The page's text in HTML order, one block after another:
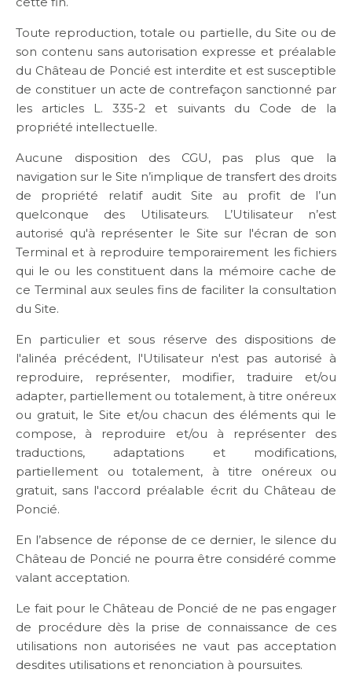
Toute reproduction, totale ou partielle, du Site ou de
son contenu sans autorisation expresse et préalable
du Château de Poncié est interdite et est susceptible
de constituer un acte de contrefaçon sanctionné par
les articles L. 335-2 et suivants du Code de la
propriété intellectuelle.
Aucune disposition des CGU, pas plus que la
navigation sur le Site n’implique de transfert des droits
de propriété relatif audit Site au profit de l’un
quelconque des Utilisateurs. L’Utilisateur n’est
autorisé qu'à représenter le Site sur l'écran de son
Terminal et à reproduire temporairement les fichiers
qui le ou les constituent dans la mémoire cache de
ce Terminal aux seules fins de faciliter la consultation
du Site.
En particulier et sous réserve des dispositions de
l'alinéa précédent, l'Utilisateur n'est pas autorisé à
reproduire, représenter, modifier, traduire et/ou
adapter, partiellement ou totalement, à titre onéreux
ou gratuit, le Site et/ou chacun des éléments qui le
compose, à reproduire et/ou à représenter des
traductions, adaptations et modifications,
partiellement ou totalement, à titre onéreux ou
gratuit, sans l'accord préalable écrit du Château de
Poncié.
En l’absence de réponse de ce dernier, le silence du
Château de Poncié ne pourra être considéré comme
valant acceptation.
Le fait pour le Château de Poncié de ne pas engager
de procédure dès la prise de connaissance de ces
utilisations non autorisées ne vaut pas acceptation
desdites utilisations et renonciation à poursuites.